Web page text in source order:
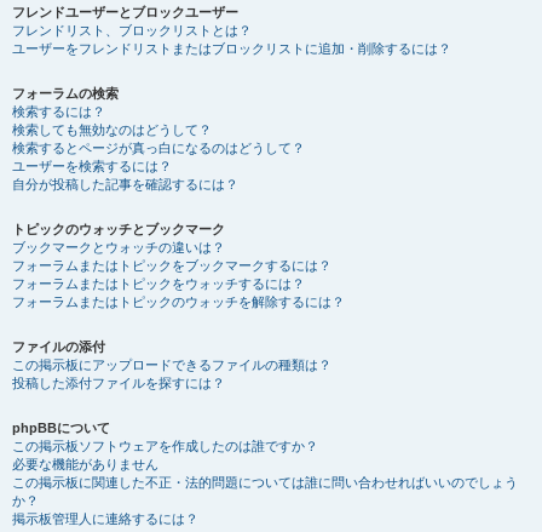
フレンドユーザーとブロックユーザー
フレンドリスト、ブロックリストとは？
ユーザーをフレンドリストまたはブロックリストに追加・削除するには？
フォーラムの検索
検索するには？
検索しても無効なのはどうして？
検索するとページが真っ白になるのはどうして？
ユーザーを検索するには？
自分が投稿した記事を確認するには？
トピックのウォッチとブックマーク
ブックマークとウォッチの違いは？
フォーラムまたはトピックをブックマークするには？
フォーラムまたはトピックをウォッチするには？
フォーラムまたはトピックのウォッチを解除するには？
ファイルの添付
この掲示板にアップロードできるファイルの種類は？
投稿した添付ファイルを探すには？
phpBBについて
この掲示板ソフトウェアを作成したのは誰ですか？
必要な機能がありません
この掲示板に関連した不正・法的問題については誰に問い合わせればいいのでしょう
か？
掲示板管理人に連絡するには？